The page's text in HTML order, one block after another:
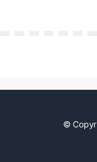
©